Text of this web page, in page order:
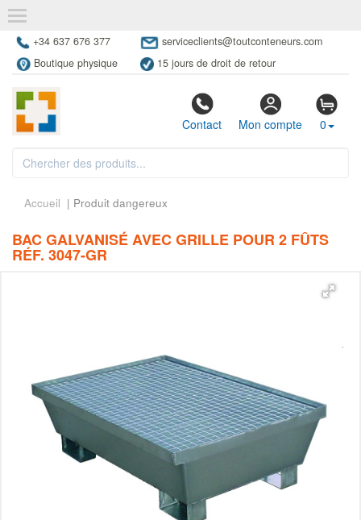
+34 637 676 377
serviceclients@toutconteneurs.com
Boutique physique
15 jours de droit de retour
Contact Mon compte 0
Accueil | Produit dangereux
BAC GALVANISÉ AVEC GRILLE POUR 2 FÛTS
RÉF. 3047-GR